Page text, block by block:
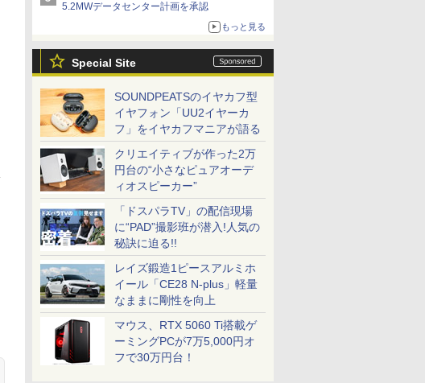
5.2MWデータセンター計画を承認
もっと見る
Special Site
SOUNDPEATSのイヤカフ型
イヤフォン「UU2イヤーカ
フ」をイヤカフマニアが語る
クリエイティブが作った2万
円台の“小さなピュアオーデ
ィオスピーカー”
「ドスパラTV」の配信現場
に“PAD”撮影班が潜入!人気の
秘訣に迫る!!
レイズ鍛造1ピースアルミホ
イール「CE28 N-plus」軽量
なままに剛性を向上
マウス、RTX 5060 Ti搭載ゲ
ーミングPCが7万5,000円オ
フで30万円台！